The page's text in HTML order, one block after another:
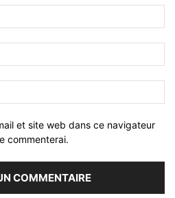
et site web dans ce navigateur
commenterai.